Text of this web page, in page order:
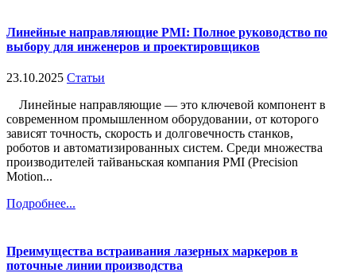
Линейные направляющие PMI: Полное руководство по
выбору для инженеров и проектировщиков
23.10.2025 Статьи
Линейные направляющие — это ключевой компонент в
современном промышленном оборудовании, от которого
зависят точность, скорость и долговечность станков,
роботов и автоматизированных систем. Среди множества
производителей тайваньская компания PMI (Precision
Motion...
Подробнее...
Преимущества встраивания лазерных маркеров в
поточные линии производства